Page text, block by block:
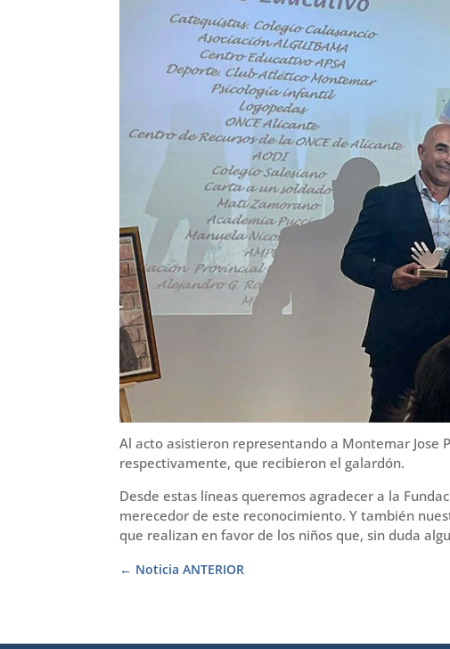
Al acto asistieron representando a Montemar Jose
respectivamente, que recibieron el galardón.
Desde estas líneas queremos agradecer a la
merecedor de este reconocimiento. Y también
que realizan en favor de los niños que, sin duda
Noticia ANTERIOR